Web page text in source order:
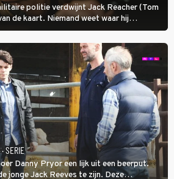
politie verdwijnt Jack Reacher (Tom
de kaart. Niemand weet waar hij
James Barr naar hem vraagt.
· SERIE
Danny Pryor een lijk uit een beerput.
jonge Jack Reeves te zijn. Deze